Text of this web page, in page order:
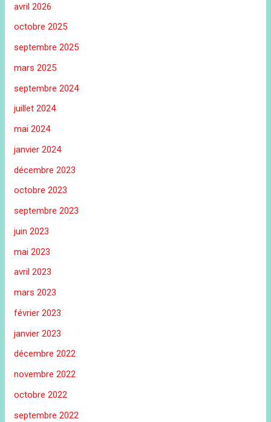
avril 2026
octobre 2025
septembre 2025
mars 2025
septembre 2024
juillet 2024
mai 2024
janvier 2024
décembre 2023
octobre 2023
septembre 2023
juin 2023
mai 2023
avril 2023
mars 2023
février 2023
janvier 2023
décembre 2022
novembre 2022
octobre 2022
septembre 2022